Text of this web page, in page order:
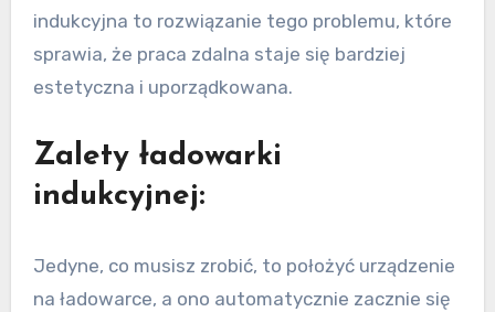
indukcyjna to rozwiązanie tego problemu, które
sprawia, że praca zdalna staje się bardziej
estetyczna i uporządkowana.
Zalety ładowarki
indukcyjnej:
Jedyne, co musisz zrobić, to położyć urządzenie
na ładowarce, a ono automatycznie zacznie się